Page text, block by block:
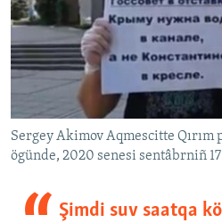
Sergey Akimov Aqmescitte
ögünde, 2020 senesi sentâbrniñ
Şimdi suv saatqa